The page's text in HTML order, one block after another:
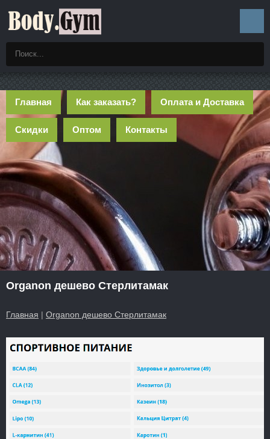
Главная Как заказать? Оплата и Доставка
Скидки Оптом Контакты
Organon дешево Стерлитамак
Главная | Organon дешево Стерлитамак